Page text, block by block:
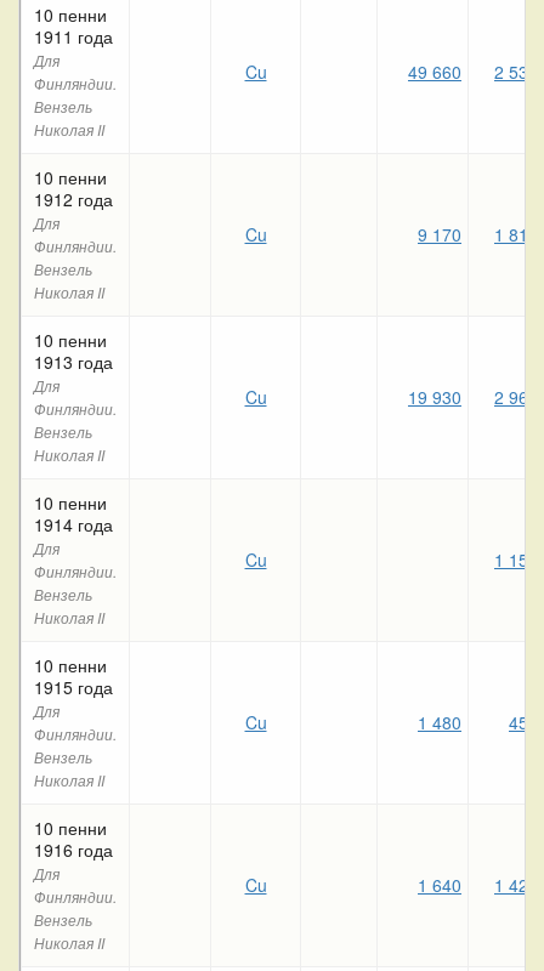
10 пенни
1911 года
Для
Финляндии.
Вензель
Николая II
Cu 49 660 2 530
10 пенни
1912 года
Для
Финляндии.
Вензель
Николая II
Cu 9 170 1 810
10 пенни
1913 года
Для
Финляндии.
Вензель
Николая II
Cu 19 930 2 960
10 пенни
1914 года
Для
Финляндии.
Вензель
Николая II
Cu 1 150
10 пенни
1915 года
Для
Финляндии.
Вензель
Николая II
Cu 1 480 450
10 пенни
1916 года
Для
Финляндии.
Вензель
Николая II
Cu 1 640 1 420